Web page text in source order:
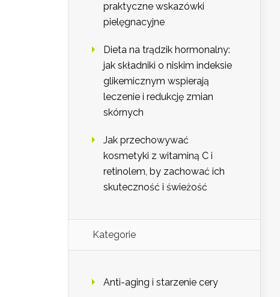
praktyczne wskazówki
pielęgnacyjne
Dieta na trądzik hormonalny:
jak składniki o niskim indeksie
glikemicznym wspierają
leczenie i redukcję zmian
skórnych
Jak przechowywać
kosmetyki z witaminą C i
retinolem, by zachować ich
skuteczność i świeżość
Kategorie
Anti-aging i starzenie cery